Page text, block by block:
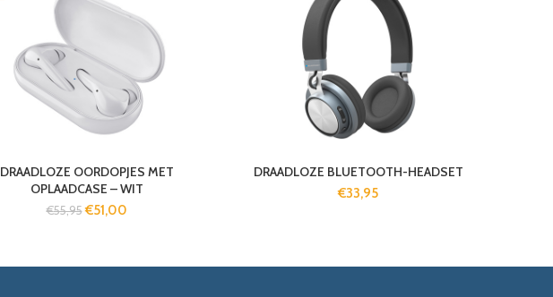
DRAADLOZE OORDOPJES MET
OPLAADCASE – WIT
€55,95€51,00
DRAADLOZE BLUETOOTH-HEADSET
€33,95